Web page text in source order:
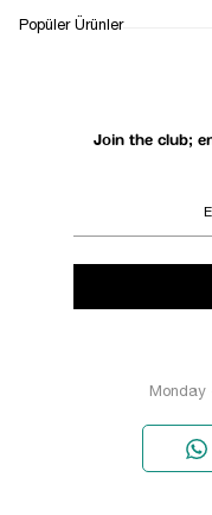
RETURN AND EXCHANGE
Join the club;
Monday
Popüler Ürünler